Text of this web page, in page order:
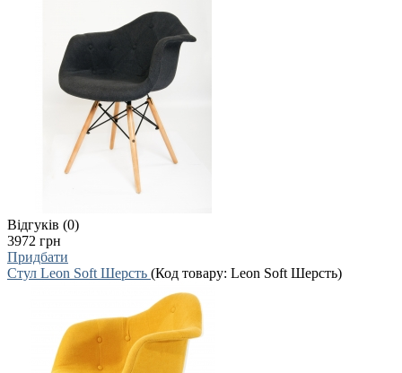
Відгуків (0)
3972 грн
Придбати
Стул Leon Soft Шерсть (Код товару: Leon Soft Шерсть)